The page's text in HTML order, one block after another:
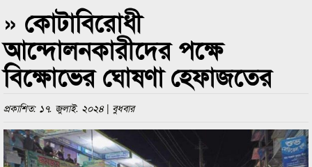
পুরস্কার বিতরণ সম্পন্ন
সিলেটে বাংলাদেশ গ্রুপ থিয়েটার ফেডারেশানের
» কোটাবিরোধী
আন্দোলনকারীদের পক্ষে
বিক্ষোভের ঘোষণা হেফাজতের
প্রকাশিত: ১৭. জুলাই. ২০২৪ | বুধবার